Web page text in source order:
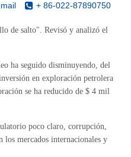
+ 86-022-87890750
de salto". Revisó y analizó el
ha seguido disminuyendo, del
en exploración petrolera
se ha reducido de $ 4 mil
poco claro, corrupción,
los mercados internacionales y